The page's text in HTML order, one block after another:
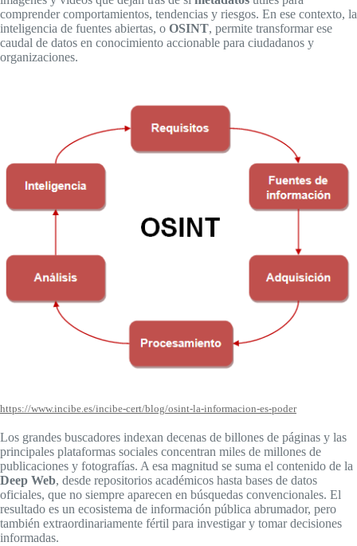
comprender comportamientos, tendencias y riesgos. En ese contexto, la
inteligencia de fuentes abiertas, o OSINT, permite transformar ese
caudal de datos en conocimiento accionable para ciudadanos y
organizaciones.
https://www.incibe.es/incibe-cert/blog/osint-la-informacion-es-poder
Los grandes buscadores indexan decenas de billones de páginas y las
principales plataformas sociales concentran miles de millones de
publicaciones y fotografías. A esa magnitud se suma el contenido de la
Deep Web, desde repositorios académicos hasta bases de datos
oficiales, que no siempre aparecen en búsquedas convencionales. El
resultado es un ecosistema de información pública abrumador, pero
también extraordinariamente fértil para investigar y tomar decisiones
informadas.